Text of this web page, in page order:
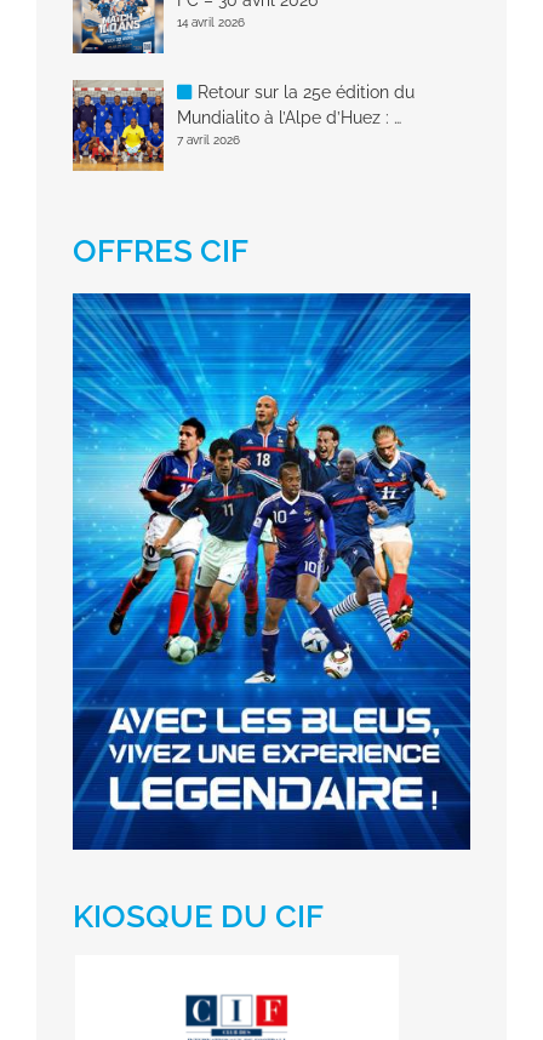
14 avril 2026
Retour sur la 25e édition du
Mundialito à l’Alpe d’Huez : …
7 avril 2026
OFFRES CIF
KIOSQUE DU CIF